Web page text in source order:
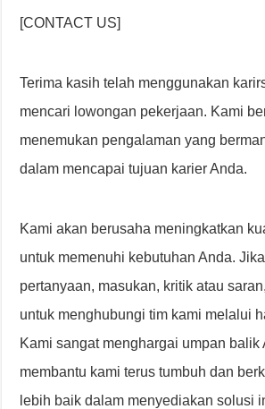
[CONTACT US]
Terima kasih telah menggunakan
mencari lowongan pekerjaan. Kami
menemukan pengalaman yang
dalam mencapai tujuan karier Anda.
Kami akan berusaha meningkatkan
untuk memenuhi kebutuhan Anda.
pertanyaan, masukan, kritik atau
untuk menghubungi tim kami melalui
Kami sangat menghargai umpan balik
membantu kami terus tumbuh dan
lebih baik dalam menyediakan solusi